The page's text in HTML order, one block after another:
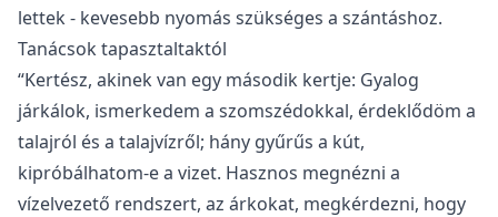
lettek - kevesebb nyomás szükséges a szántáshoz.
Tanácsok tapasztaltaktól
“Kertész, akinek van egy második kertje: Gyalog
járkálok, ismerkedem a szomszédokkal, érdeklődöm a
talajról és a talajvízről; hány gyűrűs a kút,
kipróbálhatom-e a vizet. Hasznos megnézni a
vízelvezető rendszert, az árkokat, megkérdezni, hogy